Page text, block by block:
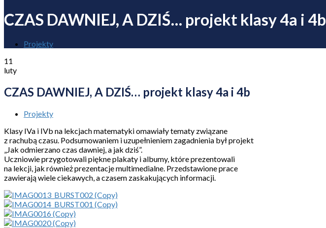
CZAS DAWNIEJ, A DZIŚ… projekt klasy 4a i 4b
Projekty
11
luty
CZAS DAWNIEJ, A DZIŚ… projekt klasy 4a i 4b
Projekty
Klasy IVa i IVb na lekcjach matematyki omawiały tematy związane
z rachubą czasu. Podsumowaniem i uzupełnieniem zagadnienia był projekt
„Jak odmierzano czas dawniej, a jak dziś”.
Uczniowie przygotowali piękne plakaty i albumy, które prezentowali
na lekcji, jak również prezentacje multimedialne. Przedstawione prace
zawierają wiele ciekawych, a czasem zaskakujących informacji.